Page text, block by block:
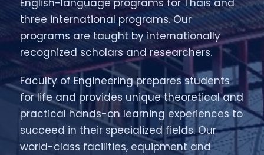
English-language programs for Thais and
three international programs. Our
programs are taught by internationally
recognized scholars and researchers.
Faculty of Engineering prepares students
for life and provides unique theoretical and
practical hands-on learning experiences to
succeed in their specialized fields. Our
world-class facilities, equipment and